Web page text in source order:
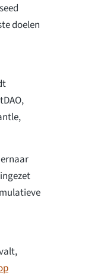
doelen